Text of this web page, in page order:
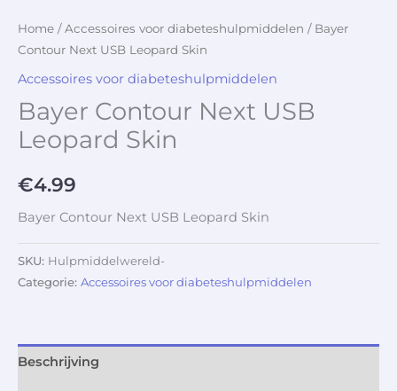
Home /Accessoires voor diabeteshulpmiddelen / Bayer
Contour Next USB Leopard Skin
Accessoires voor diabeteshulpmiddelen
Bayer Contour Next USB
Leopard Skin
€4.99
Bayer Contour Next USB Leopard Skin
SKU: Hulpmiddelwereld-
Categorie: Accessoires voor diabeteshulpmiddelen
Beschrijving